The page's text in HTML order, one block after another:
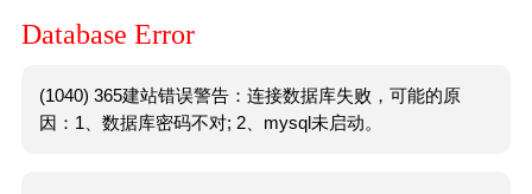
Database Error
(1040) 365建站错误警告：连接数据库失败，可能的原
因：1、数据库密码不对; 2、mysql未启动。